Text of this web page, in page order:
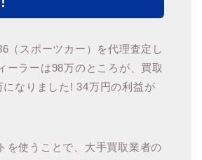
（スポーツカー）を代理査定し
ーラーは98万のところが、買取
になりました! 34万円の利益が
を使うことで、大手買取業者の